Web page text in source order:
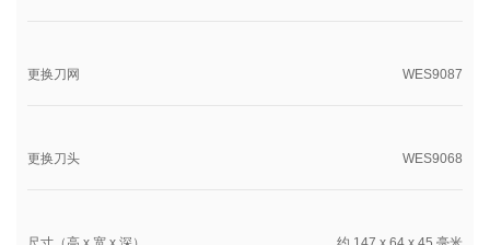
更换刀网 WES9087
更换刀头 WES9068